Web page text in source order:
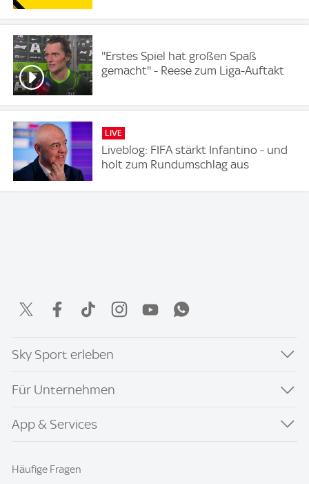
''Erstes Spiel hat großen Spaß
gemacht'' - Reese zum Liga-Auftakt
LIVE
Liveblog: FIFA stärkt Infantino - und
holt zum Rundumschlag aus
Sky Sport erleben
Für Unternehmen
App & Services
Häufige Fragen